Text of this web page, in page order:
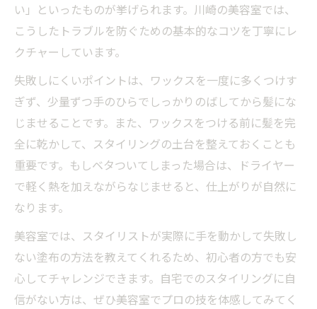
い」といったものが挙げられます。川崎の美容室では、
こうしたトラブルを防ぐための基本的なコツを丁寧にレ
クチャーしています。
失敗しにくいポイントは、ワックスを一度に多くつけす
ぎず、少量ずつ手のひらでしっかりのばしてから髪にな
じませることです。また、ワックスをつける前に髪を完
全に乾かして、スタイリングの土台を整えておくことも
重要です。もしベタついてしまった場合は、ドライヤー
で軽く熱を加えながらなじませると、仕上がりが自然に
なります。
美容室では、スタイリストが実際に手を動かして失敗し
ない塗布の方法を教えてくれるため、初心者の方でも安
心してチャレンジできます。自宅でのスタイリングに自
信がない方は、ぜひ美容室でプロの技を体感してみてく